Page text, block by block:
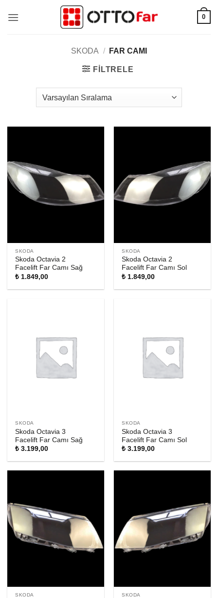
atla
0
SKODA / FAR CAMI
FILTRELE
SKODA
Skoda Octavia 2
Facelift Far Camı Sağ
₺ 1.849,00
SKODA
Skoda Octavia 2
Facelift Far Camı Sol
₺ 1.849,00
SKODA
Skoda Octavia 3
Facelift Far Camı Sağ
₺ 3.199,00
SKODA
Skoda Octavia 3
Facelift Far Camı Sol
₺ 3.199,00
SKODA SKODA